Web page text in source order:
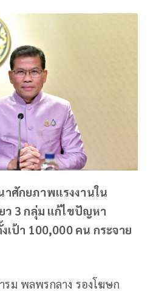
ศักยภาพแรงงานใน
ว 3 กลุ่ม แก้ไขปัญหา
เป้า 100,000 คน กระจาย
รม พลพรกลาง รองโฆษก